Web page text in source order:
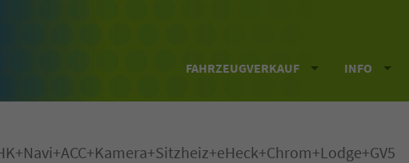
FAHRZEUGVERKAUF INFO